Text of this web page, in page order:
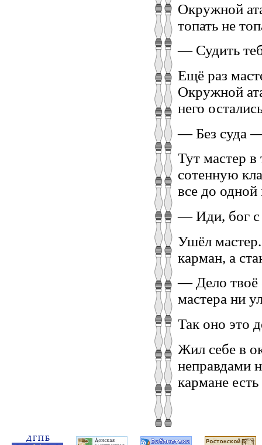
Окружной
топать не
— Судить
Ещё раз
Окружной
него
— Без суда
Тут мастер в
сотенную
все до
— Иди, бог с
Ушёл
карман, а
— Дело твоё
мастера ни
Так оно это
Жил себе в
неправдами
кармане